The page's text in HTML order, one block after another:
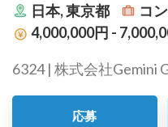
日本, 東京都 コ
4,000,000円 -
6324 | 株式会社Gemini
応募